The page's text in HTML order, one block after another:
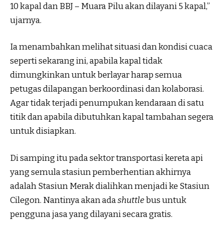
10 kapal dan BBJ – Muara Pilu akan dilayani 5 kapal,”
ujarnya.
Ia menambahkan melihat situasi dan kondisi cuaca
seperti sekarang ini, apabila kapal tidak
dimungkinkan untuk berlayar harap semua
petugas dilapangan berkoordinasi dan kolaborasi.
Agar tidak terjadi penumpukan kendaraan di satu
titik dan apabila dibutuhkan kapal tambahan segera
untuk disiapkan.
Di samping itu pada sektor transportasi kereta api
yang semula stasiun pemberhentian akhirnya
adalah Stasiun Merak dialihkan menjadi ke Stasiun
Cilegon. Nantinya akan adashuttlebus untuk
pengguna jasa yang dilayani secara gratis.